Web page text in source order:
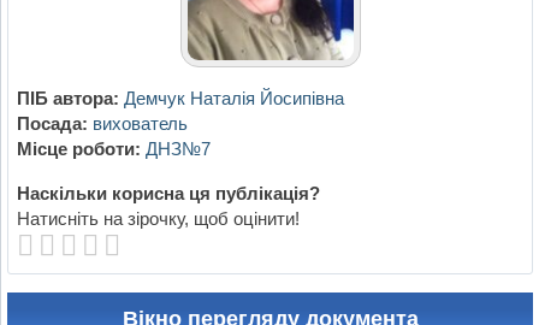
ПІБ автора: Демчук Наталія Йосипівна
Посада: вихователь
Місце роботи: ДНЗ№7
Наскільки корисна ця публікація?
Натисніть на зірочку, щоб оцінити!
Вікно перегляду документа